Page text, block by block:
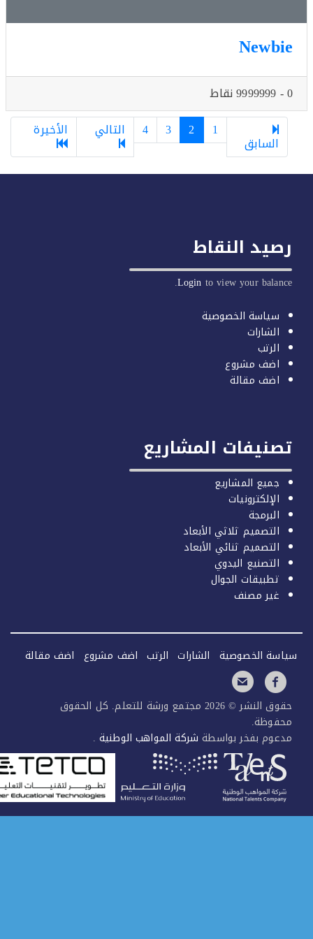
السابق
التالي الأخيرة
النقاط
Loginto view your
سياسة الخصوصية
الشارات
الرتب
اضف مشروع
اضف مقالة
المشاريع
جميع المشاريع
الإلكترونيات
البرمجة
التصميم ثلاثي الأبعاد
التصميم ثنائي الأبعاد
التصنيع اليدوي
تطبيقات الجوال
غير مصنف
الخصوصية الشارات الرتب اضف مشروع اضف مقالة
حقوق النشر © 2026 مجتمع ورشة للتعلم. كل الحقوق
بفخر بواسطةشركة المواهب الوطنية.